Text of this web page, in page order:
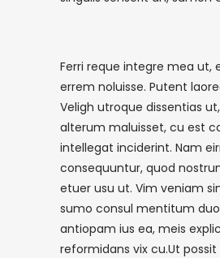
Ferri reque integre mea ut,
errem noluisse. Putent
Veligh utroque dissentias
alterum maluisset, cu est
intellegat inciderint. Nam
consequuntur, quod
etuer usu ut. Vim veniam
sumo consul mentitum
antiopam ius ea, meis
reformidans vix cu.Ut